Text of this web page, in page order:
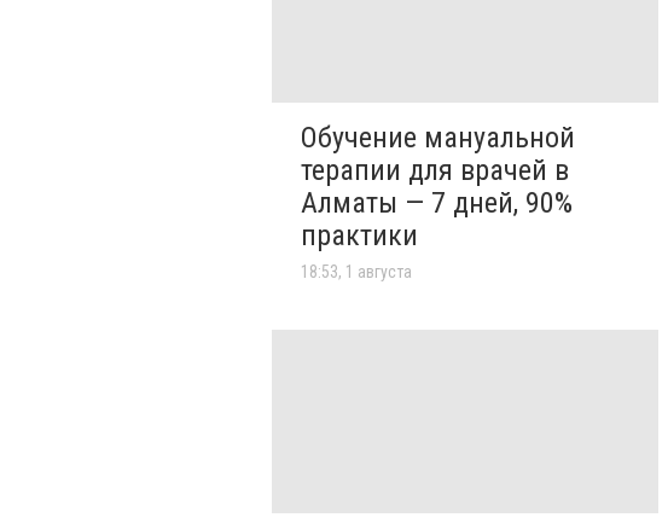
Обучение мануальной
терапии для врачей в
Алматы — 7 дней, 90%
практики
18:53, 1 августа